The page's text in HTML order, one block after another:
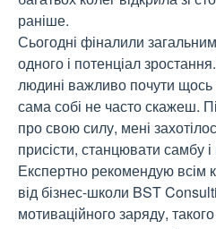
раніше.
Сьогодні фіналили
одного і потенціал
людині важливо почути
сама собі не часто скажеш.
про свою силу, мені
присісти, станцювати самбу
Експертно рекомендую
від бізнес-школи BST
мотиваційного заряду,